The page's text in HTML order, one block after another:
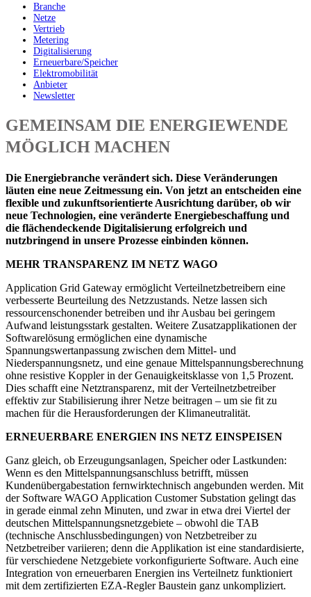
Branche
Netze
Vertrieb
Metering
Digitalisierung
Erneuerbare/Speicher
Elektromobilität
Anbieter
Newsletter
GEMEINSAM DIE ENERGIEWENDE
MÖGLICH MACHEN
Die Energiebranche verändert sich. Diese Veränderungen
läuten eine neue Zeitmessung ein. Von jetzt an entscheiden eine
flexible und zukunftsorientierte Ausrichtung darüber, ob wir
neue Technologien, eine veränderte Energiebeschaffung und
die flächendeckende Digitalisierung erfolgreich und
nutzbringend in unsere Prozesse einbinden können.
MEHR TRANSPARENZ IM NETZ WAGO
Application Grid Gateway ermöglicht Verteilnetzbetreibern eine
verbesserte Beurteilung des Netzzustands. Netze lassen sich
ressourcenschonender betreiben und ihr Ausbau bei geringem
Aufwand leistungsstark gestalten. Weitere Zusatzapplikationen der
Softwarelösung ermöglichen eine dynamische
Spannungswertanpassung zwischen dem Mittel- und
Niederspannungsnetz, und eine genaue Mittelspannungsberechnung
ohne resistive Koppler in der Genauigkeitsklasse von 1,5 Prozent.
Dies schafft eine Netztransparenz, mit der Verteilnetzbetreiber
effektiv zur Stabilisierung ihrer Netze beitragen – um sie fit zu
machen für die Herausforderungen der Klimaneutralität.
ERNEUERBARE ENERGIEN INS NETZ EINSPEISEN
Ganz gleich, ob Erzeugungsanlagen, Speicher oder Lastkunden:
Wenn es den Mittelspannungsanschluss betrifft, müssen
Kundenübergabestation fernwirktechnisch angebunden werden. Mit
der Software WAGO Application Customer Substation gelingt das
in gerade einmal zehn Minuten, und zwar in etwa drei Viertel der
deutschen Mittelspannungsnetzgebiete – obwohl die TAB
(technische Anschlussbedingungen) von Netzbetreiber zu
Netzbetreiber variieren; denn die Applikation ist eine standardisierte,
für verschiedene Netzgebiete vorkonfigurierte Software. Auch eine
Integration von erneuerbaren Energien ins Verteilnetz funktioniert
mit dem zertifizierten EZA-Regler Baustein ganz unkompliziert.